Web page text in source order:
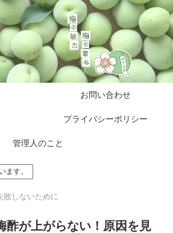
お問い合わせ
プライバシーポリシー
管理人のこと
ます。
敗しないために
酢が上がらない！原因を見